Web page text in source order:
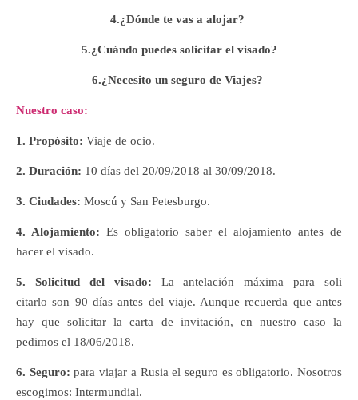
4.¿Dónde te vas a alojar?
5.¿Cuándo puedes solicitarel visado?
6.¿Necesito un seguro de Viajes?
Nuestro caso:
1. Propósito: Viaje de ocio.
2. Duración: 10 días del 20/09/2018 al 30/09/2018.
3. Ciudades: Moscú y San Petesburgo.
4. Alojamiento: Es obligatorio saber el alojamiento antes de
hacer el visado.
5. Solicitud del visado: Laantelaciónmáxima para soli
citarlo son 90 díasantes del viaje. Aunque recuerda que antes
hay que solicitar la carta de invitación, en nuestro caso la
pedimos el 18/06/2018.
6. Seguro:para viajar a Rusia el seguro esobligatorio.Nosotros
escogimos: Intermundial.